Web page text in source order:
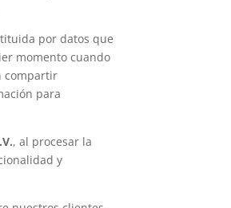
por datos que
momento cuando
compartir
para
, al procesar la
y